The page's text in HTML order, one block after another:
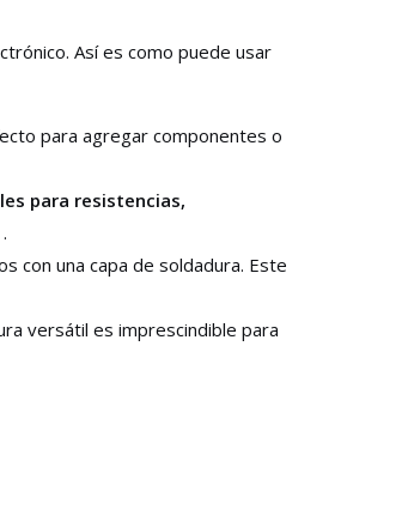
Así es como puede usar
para agregar componentes o
para resistencias,
con una capa de soldadura. Este
versátil es imprescindible para